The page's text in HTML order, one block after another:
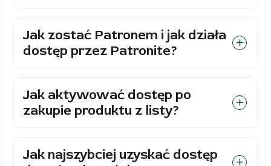
Jak zostać Patronem i jak działa
dostęp przez Patronite?
Jak aktywować dostęp po
zakupie produktu z listy?
Jak najszybciej uzyskać dostęp